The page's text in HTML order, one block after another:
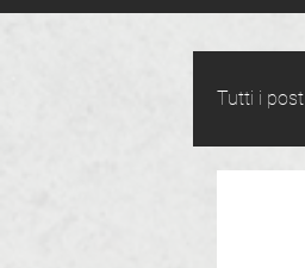
Tutti i post